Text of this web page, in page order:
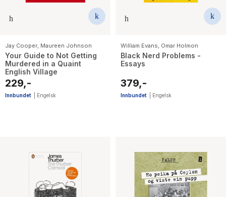
Jay Cooper, Maureen Johnson
Your Guide to Not Getting
Murdered in a Quaint
English Village
229,-
Innbundet Engelsk
William Evans, Omar Holmon
Black Nerd Problems -
Essays
379,-
Innbundet Engelsk